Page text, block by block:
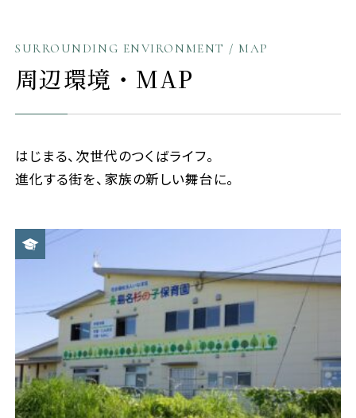
SURROUNDING ENVIRONMENT / MAP
周辺環境・MAP
はじまる、次世代のつくばライフ。
進化する街を、家族の新しい舞台に。